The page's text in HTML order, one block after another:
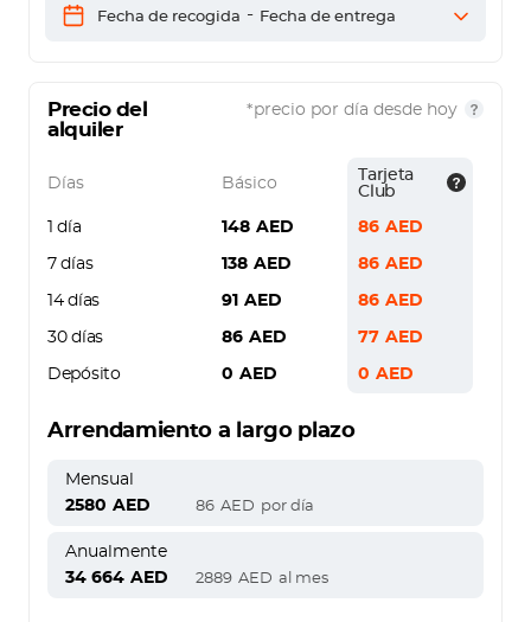
Fecha de recogida - Fecha de entrega
Precio del
alquiler
*precio por día desde hoy
Días Básico
Tarjeta
Club
1 día 148 AED 86 AED
7 días 138 AED 86 AED
14 días 91 AED 86 AED
30 días 86 AED 77 AED
Depósito 0 AED 0 AED
Arrendamiento a largo plazo
Mensual
2580 AED 86 AED por día
Anualmente
34 664 AED 2889 AED al mes